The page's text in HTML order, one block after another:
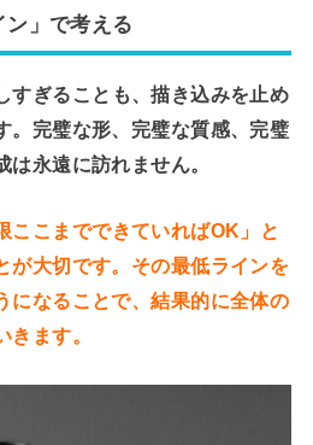
ン」で考える
すぎることも、描き込みを止め
。完璧な形、完璧な質感、完璧
永遠に訪れません。
ここまでできていればOK」と
が大切です。その最低ラインを
になることで、結果的に全体の
ます。